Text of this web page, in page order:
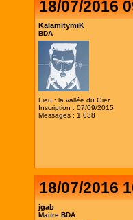
18/07/2016
KalamitymiK
BDA
Lieu : la vallée du Gier
Inscription : 07/09/2015
Messages : 1 038
18/07/2016
jgab
Maitre BDA